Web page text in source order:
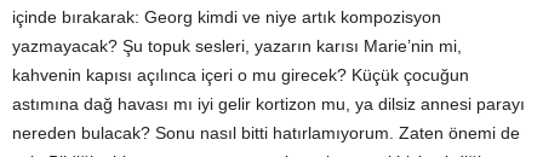
içinde bırakarak: Georg kimdi ve niye artık kompozisyon
yazmayacak? Şu topuk sesleri, yazarın karısı Marie’nin mi,
kahvenin kapısı açılınca içeri o mu girecek? Küçük çocuğun
astımına dağ havası mı iyi gelir kortizon mu, ya dilsiz annesi parayı
nereden bulacak? Sonu nasıl bitti hatırlamıyorum. Zaten önemi de